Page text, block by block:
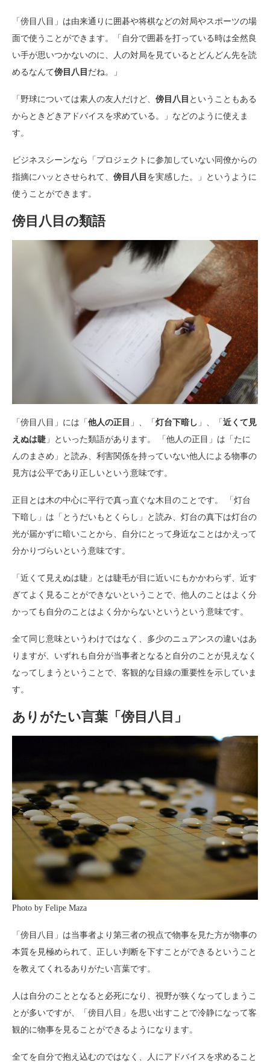
「傍目八目」は由来通りに囲碁や将棋などの対局やスポーツの場
面で使うことができます。「自分で囲碁を打っている時は全然良
い手が思いつかないのに、人の対局を見ているとどんどん先を読
めるなんて傍目八目 だね。」
「野球については素人の友人だけど、 傍目八目 ということもある
からときどきアドバイスを求めている。」などのように使えま
す。
ビジネスシーンなら「プロジェクトに参加していない同僚からの
指摘にハッとさせられて、 傍目八目 を実感した。」というように
使うことができます。
傍目八目の類語
「傍目八目」には「他人の正目 」、「灯台下暗し 」、「近くて見
えぬは睫 」といった類語があります。 「他人の正目」は「たに
んのまさめ」と読み、利害関係を持っていない他人による物事の
見方は公平であり正しいという意味です。
正目とは木の中心に平行で真っ直ぐな木目のことです。 「灯台
下暗し」は「とうだいもとくらし」と読み、灯台の真下は灯台の
光が届かずに暗いことから、自分にとって身近なことはかえって
分かりづらいという意味です。
「近くて見えぬは睫」とは睫毛が目に近いにもかかわらず、近す
ぎてよく見ることができないということで、他人のことはよく分
かっても自分のことはよく分からないというという意味です。
全て同じ意味というわけではなく、多少のニュアンスの違いはあ
りますが、いずれも自分が当事者となると自分のことが見えなく
なってしまうということで、客観的な目線の重要性を示していま
す。
ありがたい言葉「傍目八目」
Photo by Felipe Maza
「傍目八目」は当事者より第三者の視点で物事を見た方が物事の
本質を見極められて、正しい判断を下すことができるということ
を教えてくれるありがたい言葉です。
人は自分のこととなると必死になり、視野が狭くなってしまうこ
とが多いですが、「傍目八目」を思い出すことで冷静になって客
観的に物事を見ることができるようになります。
全てを自分で抱え込むのではなく、人にアドバイスを求めること